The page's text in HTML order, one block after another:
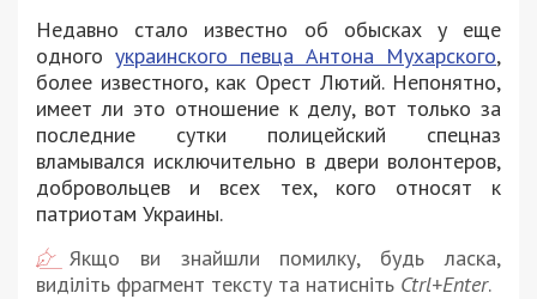
Недавно стало известно об обысках у еще
одного украинского певца Антона Мухарского,
более известного, как Орест Лютий. Непонятно,
имеет ли это отношение к делу, вот только за
последние сутки полицейский спецназ
вламывался исключительно в двери волонтеров,
добровольцев и всех тех, кого относят к
патриотам Украины.
Якщо ви знайшли помилку, будь ласка,
виділіть фрагмент тексту та натисніть Ctrl+Enter.